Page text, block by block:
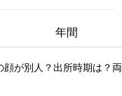
年間
が別人？出所時期は？両